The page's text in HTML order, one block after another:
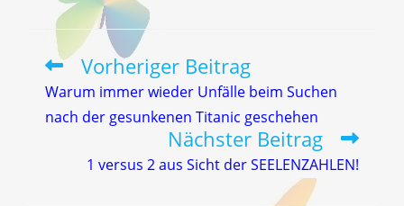
Weitere
ansehen
Vorheriger Beitrag
Warum immer wieder Unfälle beim Suchen
nach der gesunkenen Titanic geschehen
Nächster Beitrag
1 versus 2 aus Sicht der SEELENZAHLEN!